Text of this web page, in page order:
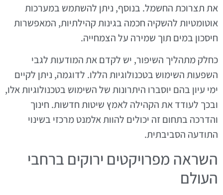
את תצרוכת החשמל. בנוסף, ניתן להשתמש במערכות
אוטומטיות להשקיה חכמה בגינות קהילתיות, המאפשרות
חיסכון במים תוך שמירה על הצמחייה.
כחלק מתהליך השיפור, יש לקדם את המודעות לגבי
השפעות השימוש בטכנולוגיות הללו. לדוגמה, ניתן לקיים
ימי עיון בהם יוסברו היתרונות של השימוש בטכנולוגיות אלו,
ובכך לעודד את הקהילה לאמץ שיטות חדשות. חינוך
והדרכה בתחום זה יכולים להוות אלמנט מרכזי בשינוי
התודעה הסביבתית.
השראה מפרויקטים ירוקים ברחבי
העולם